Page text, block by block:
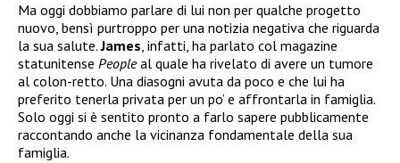
Ma oggi dobbiamo parlare di lui non per qualche progetto
nuovo, bensì purtroppo per una notizia negativa che riguarda
la sua salute.James, infatti, ha parlato col magazine
statunitense Peopleal quale ha rivelato di avere un tumore
al colon-retto. Una diasogni avuta da poco e che lui ha
preferito tenerla privata per un po’ e affrontarla in famiglia.
Solo oggi si è sentito pronto a farlo sapere pubblicamente
raccontando anche la vicinanza fondamentale della sua
famiglia.